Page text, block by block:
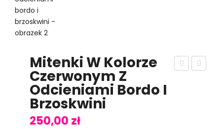
Mitenki W Kolorze
Czerwonym Z
Odcieniami Bordo I
Brzoskwini
250,00 zł